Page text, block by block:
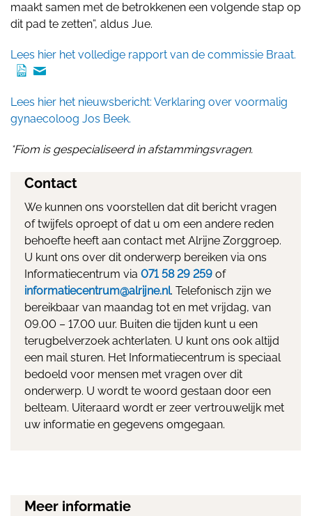
maakt samen met de betrokkenen een volgende stap op
dit pad te zetten”, aldus Jue.
Lees hier het volledige rapport van de commissie Braat.
Lees hier het nieuwsbericht: Verklaring over voormalig
gynaecoloog Jos Beek.
*Fiom is gespecialiseerd in afstammingsvragen.
Contact
We kunnen ons voorstellen dat dit bericht vragen
of twijfels oproept of dat u om een andere reden
behoefte heeft aan contact met Alrijne Zorggroep.
U kunt ons over dit onderwerp bereiken via ons
Informatiecentrum via 071 58 29 259 of
informatiecentrum@alrijne.nl. Telefonisch zijn we
bereikbaar van maandag tot en met vrijdag, van
09.00 – 17.00 uur. Buiten die tijden kunt u een
terugbelverzoek achterlaten. U kunt ons ook altijd
een mail sturen. Het Informatiecentrum is speciaal
bedoeld voor mensen met vragen over dit
onderwerp. U wordt te woord gestaan door een
belteam. Uiteraard wordt er zeer vertrouwelijk met
uw informatie en gegevens omgegaan.
Meer informatie